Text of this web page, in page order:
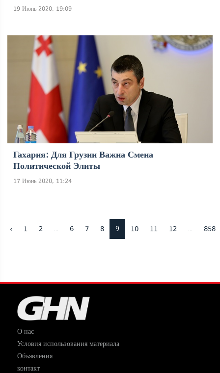
19 Июнь 2020, 19:09
Гахария: Для Грузии Важна Смена
Политической Элиты
17 Июнь 2020, 11:24
‹ 1 2 6 7 8 9 10 11 12 858
О нас
Условия использования материала
Объявления
контакт